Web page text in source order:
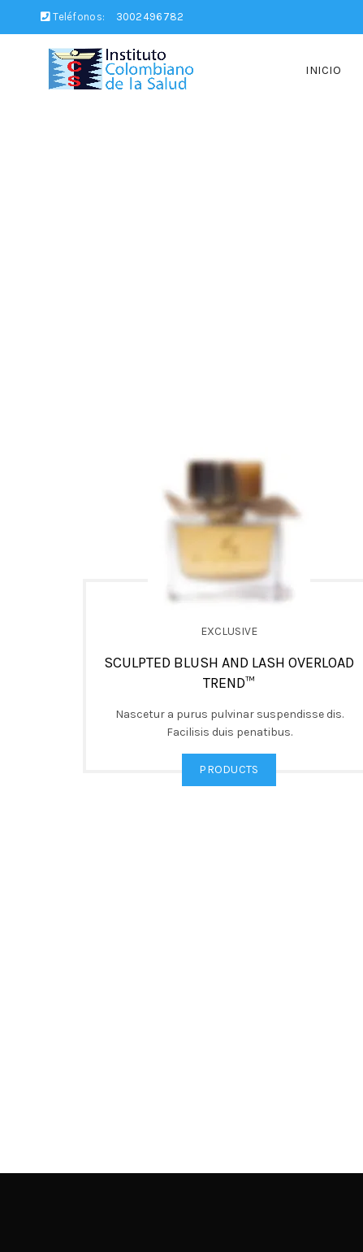
Teléfonos: 3002496782
INICIO
EXCLUSIVE
SCULPTED BLUSH AND LASH OVERLOAD
TREND™
Nascetur a purus pulvinar suspendisse dis.
Facilisis duis penatibus.
PRODUCTS